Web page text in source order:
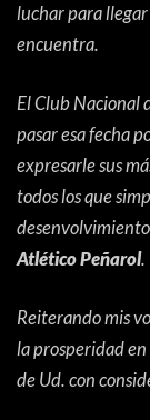
TRIBUNA
PEÑAS
ENCUESTAS
EDITORIALES
luchar para
encuentra.
El Club Nacional
pasar esa fecha
expresarle sus
todos los que
Atlético Peñarol.
Reiterando mis
la prosperidad
de Ud. con